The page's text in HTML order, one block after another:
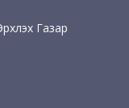
Газар